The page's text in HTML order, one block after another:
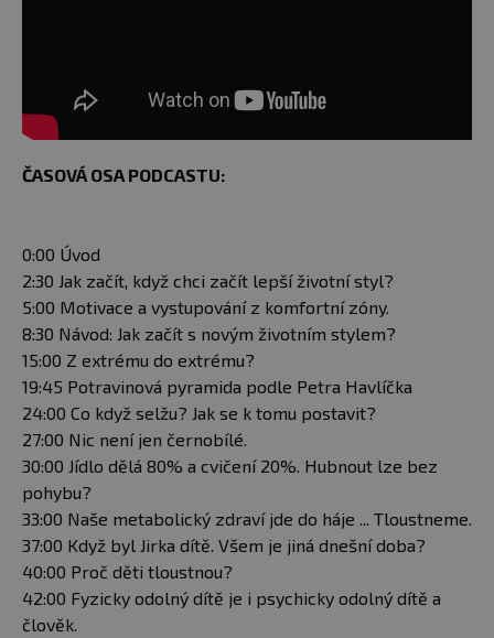
ČASOVÁ OSA PODCASTU:
0:00 Úvod
2:30 Jak začít, když chci začít lepší životní styl?
5:00 Motivace a vystupování z komfortní zóny.
8:30 Návod: Jak začít s novým životním stylem?
15:00 Z extrému do extrému?
19:45 Potravinová pyramida podle Petra Havlíčka
24:00 Co když selžu? Jak se k tomu postavit?
27:00 Nic není jen černobílé.
30:00 Jídlo dělá 80% a cvičení 20%. Hubnout lze bez
pohybu?
33:00 Naše metabolický zdraví jde do háje ... Tloustneme.
37:00 Když byl Jirka dítě. Všem je jiná dnešní doba?
40:00 Proč děti tloustnou?
42:00 Fyzicky odolný dítě je i psychicky odolný dítě a
člověk.